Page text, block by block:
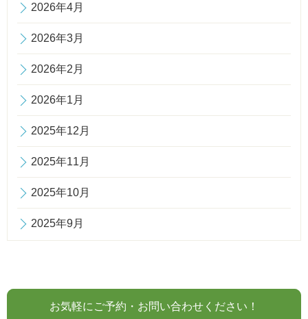
2026年4月
2026年3月
2026年2月
2026年1月
2025年12月
2025年11月
2025年10月
2025年9月
お気軽にご予約・お問い合わせください！